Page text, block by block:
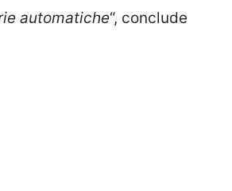
automatiche“, conclude